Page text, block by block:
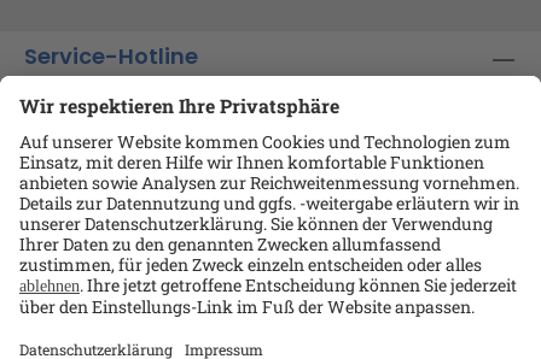
Service-Hotline
Shop-Service
Informationen
Ansprechpartner
Kontakt